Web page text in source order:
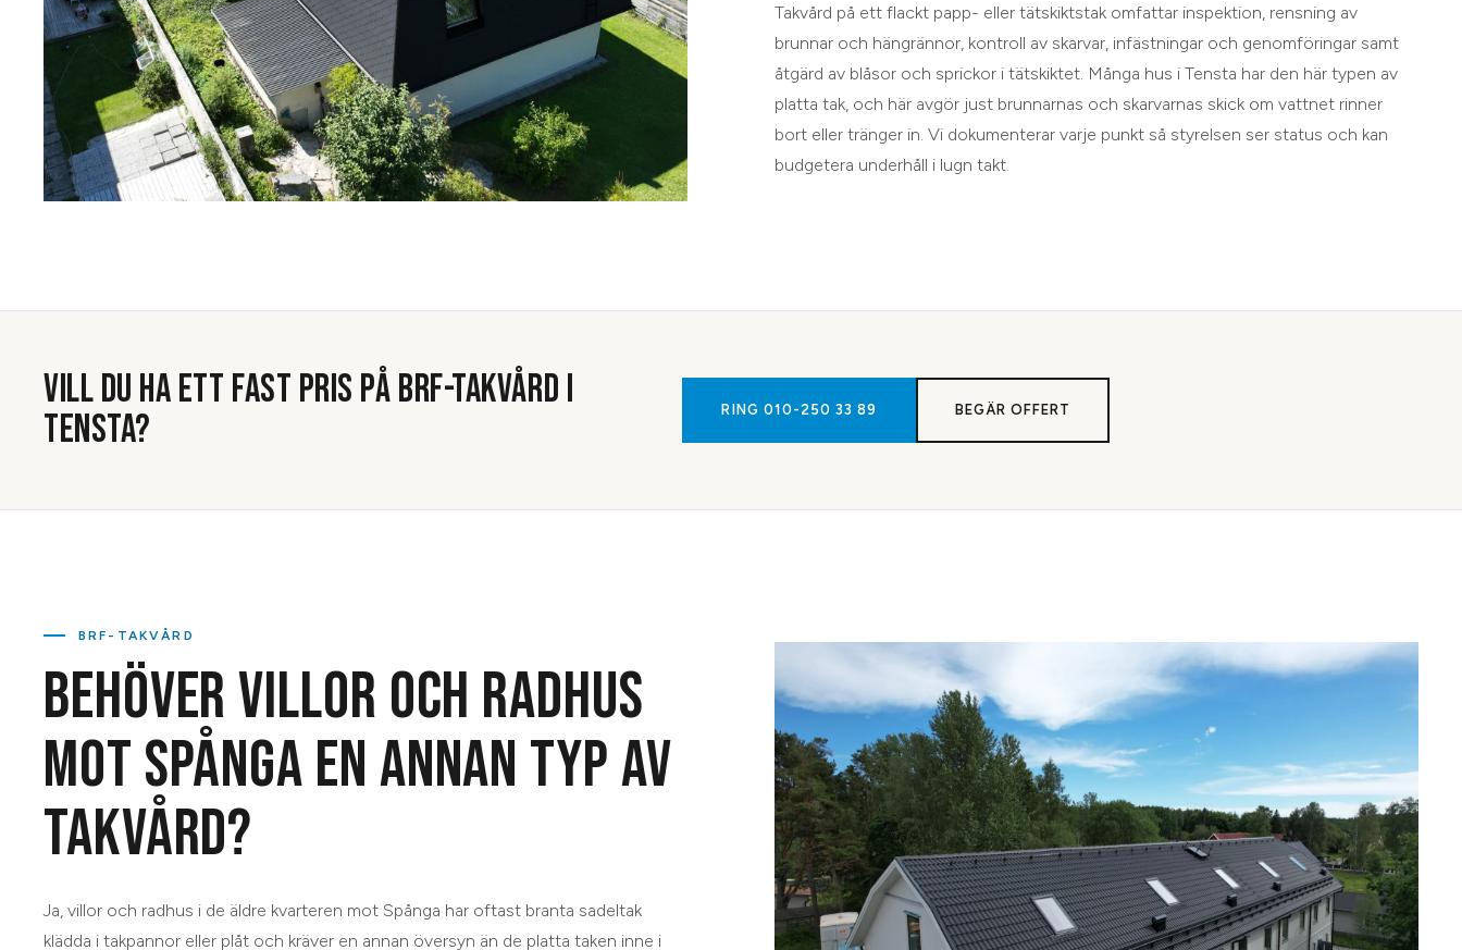
Takvård på ett flackt papp- eller tätskiktstak omfattar inspektion, rensning av
brunnar och hängrännor, kontroll av skarvar, infästningar och genomföringar samt
åtgärd av blåsor och sprickor i tätskiktet. Många hus i Tensta har den här typen av
platta tak, och här avgör just brunnarnas och skarvarnas skick om vattnet rinner
bort eller tränger in. Vi dokumenterar varje punkt så styrelsen ser status och kan
budgetera underhåll i lugn takt.
VILL DU HA ETT FAST PRIS PÅBRF-TAKVÅRD I
TENSTA? RING 010-250 33 89 BEGÄR OFFERT
BRF-TAKVÅRD
BEHÖVER VILLOR OCH RADHUS
MOT SPÅNGA EN ANNAN TYP AV
TAKVÅRD?
Ja, villor och radhus i de äldre kvarteren mot Spånga har oftast branta sadeltak
klädda i takpannor eller plåt och kräver en annan översyn än de platta taken inne i